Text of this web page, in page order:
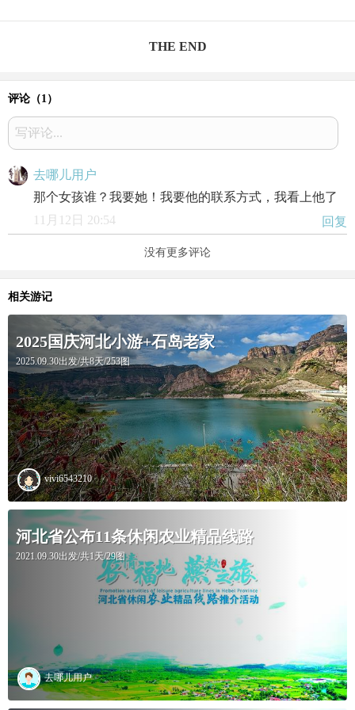
THE END
评论（1 ）
写评论...
去哪儿用户
那个女孩谁？我要她！我要他的联系方式，我看上他了
回复
11月12日 20:54
没有更多评论
相关游记
2025国庆河北小游+石岛老家
2025.09.30出发/共8天/253图
vivi6543210
河北省公布11条休闲农业精品线路
2021.09.30出发/共1天/29图
去哪儿用户